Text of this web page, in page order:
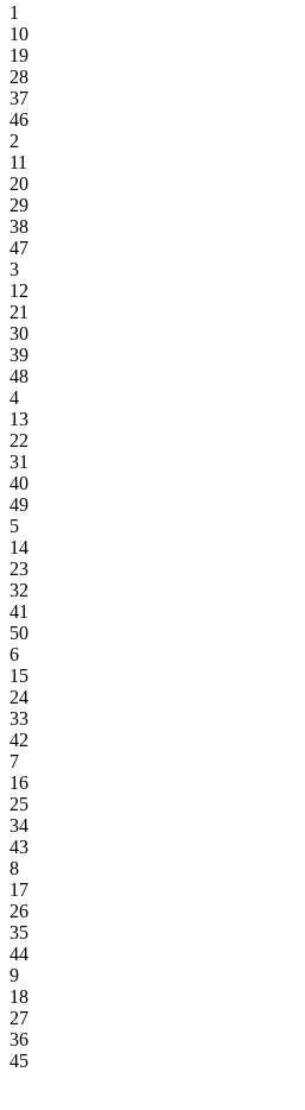
1
10
19
28
37
46
2
11
20
29
38
47
3
12
21
30
39
48
4
13
22
31
40
49
5
14
23
32
41
50
6
15
24
33
42
7
16
25
34
43
8
17
26
35
44
9
18
27
36
45